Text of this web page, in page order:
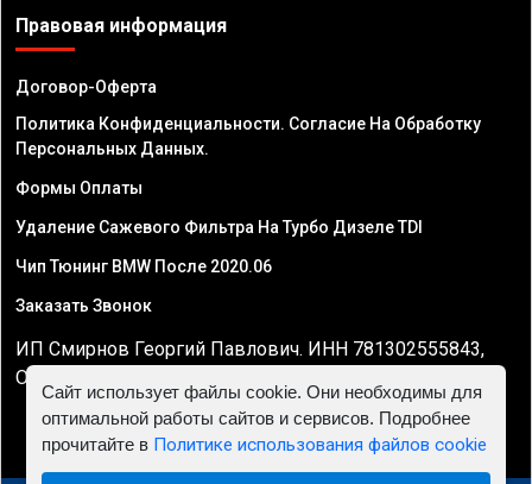
Правовая информация
Договор-Оферта
Политика Конфиденциальности. Согласие На Обработку
Персональных Данных.
Формы Оплаты
Удаление Сажевого Фильтра На Турбо Дизеле TDI
Чип Тюнинг BMW После 2020.06
Заказать Звонок
ИП Смирнов Георгий Павлович. ИНН 781302555843,
ОГРНИП 324470400032610
Сайт использует файлы cookie. Они необходимы для
оптимальной работы сайтов и сервисов. Подробнее
прочитайте в Политике использования файлов cookie